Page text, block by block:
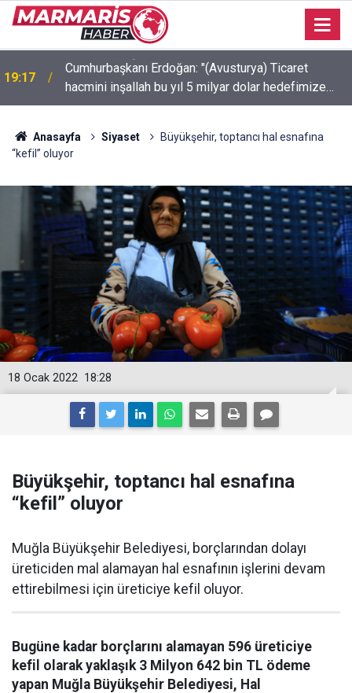
19:17
Cumhurbaşkanı Erdoğan: "(Avusturya) Ticaret
hacmini inşallah bu yıl 5 milyar dolar hedefimize
ulaştıracağımıza inanıyoruz"
Anasayfa Siyaset
Büyükşehir, toptancı hal esnafına
“kefil” oluyor
18:28
18 Ocak 2022
Büyükşehir, toptancı hal esnafına
“kefil” oluyor
Muğla Büyükşehir Belediyesi, borçlarından dolayı
üreticiden mal alamayan hal esnafının işlerini devam
ettirebilmesi için üreticiye kefil oluyor.
Bugüne kadar borçlarını alamayan 596 üreticiye
kefil olarak yaklaşık 3 Milyon 642 bin TL ödeme
yapan Muğla Büyükşehir Belediyesi, Hal